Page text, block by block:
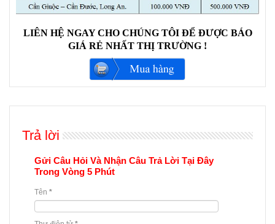
LIÊN HỆ NGAY CHO CHÚNG TÔI ĐỂ ĐƯỢC BÁO
GIÁ RẺ NHẤT THỊ TRƯỜNG !
Trả lời
Gửi Câu Hỏi Và Nhận Câu Trả Lời Tại Đây
Trong Vòng 5 Phút
Tên *